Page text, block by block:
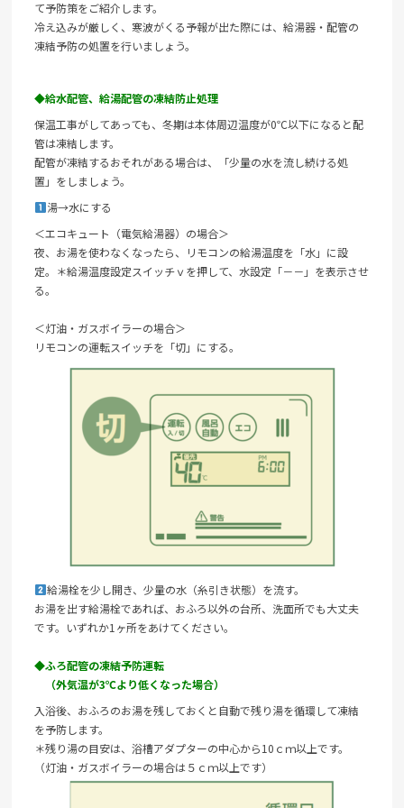
て予防策をご紹介します。
冷え込みが厳しく、寒波がくる予報が出た際には、給湯器・配管の
凍結予防の処置を行いましょう。
◆給水配管、給湯配管の凍結防止処理
保温工事がしてあっても、冬期は本体周辺温度が0℃以下になると配
管は凍結します。
配管が凍結するおそれがある場合は、「少量の水を流し続ける処
置」をしましょう。
湯→水にする
＜エコキュート（電気給湯器）の場合＞
夜、お湯を使わなくなったら、リモコンの給湯温度を「水」に設
定。＊給湯温度設定スイッチｖを押して、水設定「－－」を表示させ
る。
＜灯油・ガスボイラーの場合＞
リモコンの運転スイッチを「切」にする。
給湯栓を少し開き、少量の水（糸引き状態）を流す。
お湯を出す給湯栓であれば、おふろ以外の台所、洗面所でも大丈夫
です。いずれか1ヶ所をあけてください。
◆ふろ配管の凍結予防運転
（外気温が3℃より低くなった場合）
入浴後、おふろのお湯を残しておくと自動で残り湯を循環して凍結
を予防します。
＊残り湯の目安は、浴槽アダプターの中心から10ｃｍ以上です。
（灯油・ガスボイラーの場合は５ｃｍ以上です）